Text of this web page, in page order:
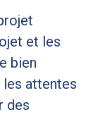
et les
bien
attentes
des